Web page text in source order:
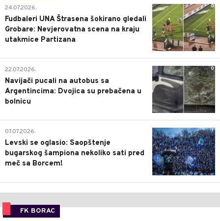
0
24.07.2026.
Fudbaleri UNA Štrasena šokirano gledali
Grobare: Nevjerovatna scena na kraju
utakmice Partizana
0
22.07.2026.
Navijači pucali na autobus sa
Argentincima: Dvojica su prebačena u
bolnicu
1
07.07.2026.
Levski se oglasio: Saopštenje
bugarskog šampiona nekoliko sati pred
meč sa Borcem!
FK BORAC